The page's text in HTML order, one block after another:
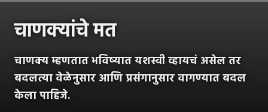
चाणक्यांचे मत
चाणक्य म्हणतात भविष्यात यशस्वी व्हायचं असेल तर
बदलत्या वेळेनुसार आणि प्रसंगानुसार वागण्यात बदल
केला पाहिजे.